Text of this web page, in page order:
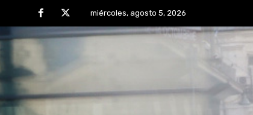
miércoles, agosto 5, 2026